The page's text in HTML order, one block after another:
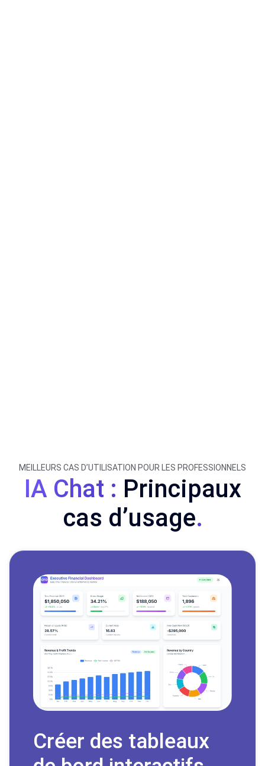
MEILLEURS CAS D’UTILISATION POUR LES PROFESSIONNELS
IA Chat : Principaux
cas d’usage.
Créer des tableaux